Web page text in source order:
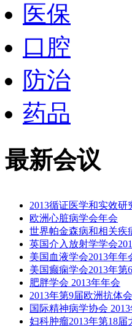
医保
口腔
防治
药品
最新会议
2013循证医学和实效研
欧洲心脏病学会年会
世界帕金森病和相关疾
英国介入放射学学会
美国血液学会2013年年
美国癫痫学会2013年第
肥胖学会 2013年年会
2013年第9届欧洲抗体
国际精神病学协会
妇科肿瘤2013年第18届